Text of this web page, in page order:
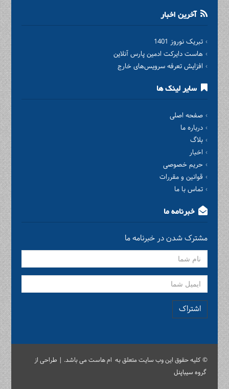
آخرین اخبار
تبریک نوروز 1401
هاست دایرکت ادمین پارس آنلاین
افزایش تعرفه سرویس‌های خارج
سایر لینک ها
صفحه اصلی
درباره ما
بلاگ
اخبار
حریم خصوصی
قوانین و مقررات
تماس با ما
خبرنامه ما
مشترک شدن در خبرنامه ما
اشتراک
© کلیه حقوق این وب سایت متعلق به ام هاست می باشد. | طراحی از
گروه سیباپنل